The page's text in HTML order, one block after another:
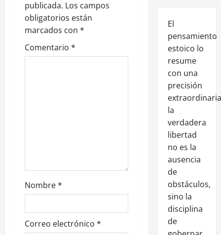
publicada. Los campos
obligatorios están
marcados con *
Comentario *
Nombre*
Correo electrónico *
El
pensamiento
estoico lo
resume
con una
precisión
la
verdadera
libertad
no es la
ausencia
de
obstáculos,
sino la
disciplina
de